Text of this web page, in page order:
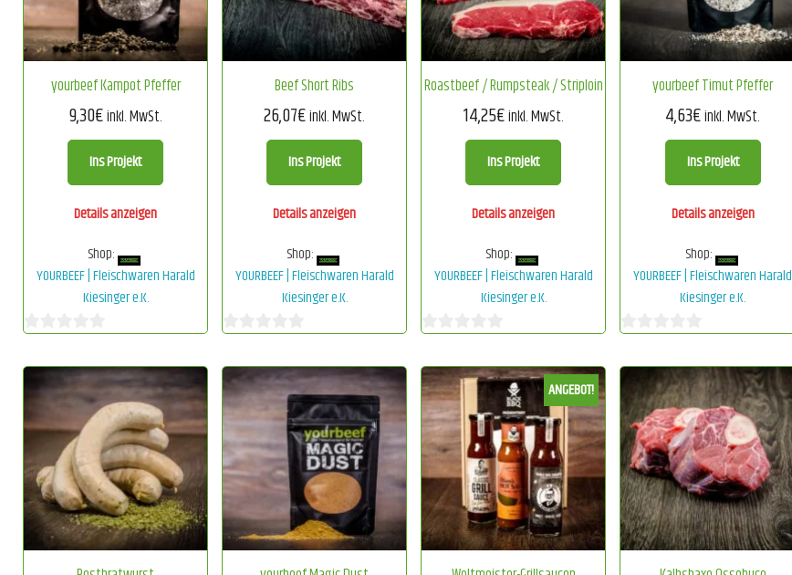
yourbeef Kampot Pfeffer
9,30€inkl. MwSt.
Ins Projekt
Details anzeigen
Shop:
YOURBEEF | Fleischwaren Harald
Kiesinger e.K.
von
5
Beef Short Ribs
26,07€inkl. MwSt.
Ins Projekt
Details anzeigen
Shop:
YOURBEEF | Fleischwaren Harald
Kiesinger e.K.
von
5
Roastbeef / Rumpsteak / Striploin
14,25€inkl. MwSt.
Ins Projekt
Details anzeigen
Shop:
YOURBEEF | Fleischwaren Harald
Kiesinger e.K.
von
5
yourbeef Timut Pfeffer
4,63€inkl. MwSt.
Ins Projekt
Details anzeigen
Shop:
YOURBEEF | Fleischwaren Harald
Kiesinger e.K.
von
ANGEBOT!